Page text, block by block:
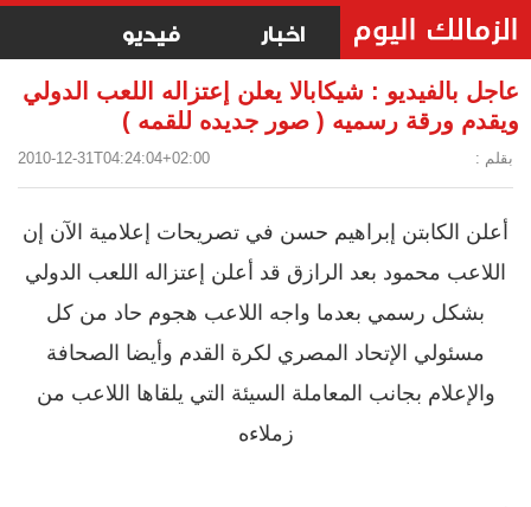
اخبار فيديو
عاجل بالفيديو : شيكابالا يعلن إعتزاله اللعب الدولي
ويقدم ورقة رسميه ( صور جديده للقمه )
بقلم : 2010-12-31T04:24:04+02:00
أعلن الكابتن إبراهيم حسن في تصريحات إعلامية الآن إن
اللاعب محمود بعد الرازق قد أعلن إعتزاله اللعب الدولي
بشكل رسمي بعدما واجه اللاعب هجوم حاد من كل
مسئولي الإتحاد المصري لكرة القدم وأيضا الصحافة
والإعلام بجانب المعاملة السيئة التي يلقاها اللاعب من
زملاءه